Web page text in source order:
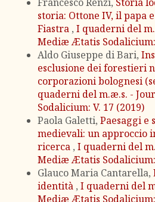
storia: Ottone IV, il papa
Fiastra , I quaderni del
Mediæ Ætatis Sodalicium:
Aldo Giuseppe di Bari,
esclusione dei forestieri
corporazioni bolognesi
quaderni del m.æ.s. -
Sodalicium: V. 17 (2019)
Paola Galetti, Paesaggi e
medievali: un approccio
ricerca , I quaderni del
Mediæ Ætatis Sodalicium:
Glauco Maria Cantarella,
identità , I quaderni del
Mediæ Ætatis Sodalicium: